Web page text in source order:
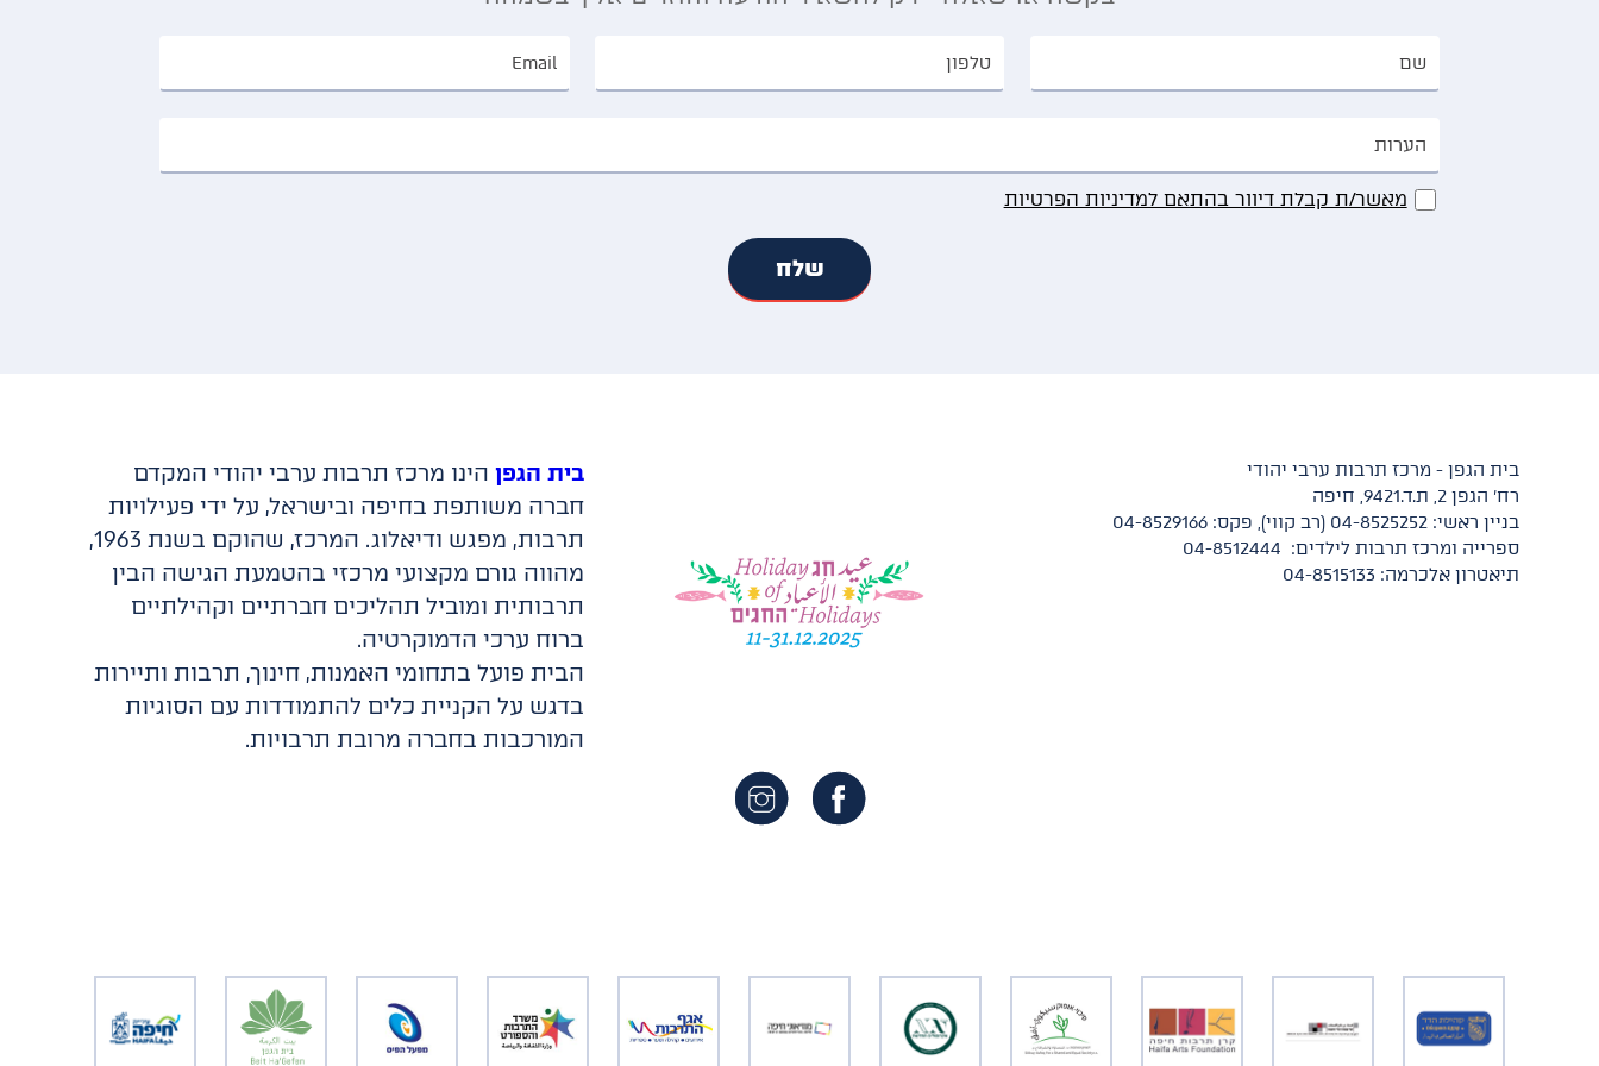
מאשר/ת קבלת דיוור בהתאם למדיניות הפרטיות
בית הגפן - מרכז תרבות ערבי יהודי
רח' הגפן 2, ת.ד.9421, חיפה
בניין ראשי: 04-8525252 (רב קווי), פקס: 04-8529166
ספרייה ומרכז תרבות לילדים: 04-8512444
תיאטרון אלכרמה: 04-8515133​
בית הגפן הינו מרכז תרבות ערבי יהודי המקדם
חברה משותפת בחיפה ובישראל, על ידי פעילויות
תרבות, מפגש ודיאלוג. המרכז, שהוקם בשנת 1963,
מהווה גורם מקצועי מרכזי בהטמעת הגישה הבין
תרבותית ומוביל תהליכים חברתיים וקהילתיים
ברוח ערכי הדמוקרטיה.
הבית פועל בתחומי האמנות, חינוך, תרבות ותיירות
בדגש על הקניית כלים להתמודדות עם הסוגיות
המורכבות בחברה מרובת תרבויות.